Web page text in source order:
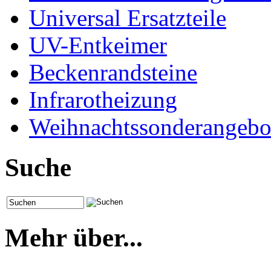
Universal Ersatzteile
UV-Entkeimer
Beckenrandsteine
Infrarotheizung
Suche
Mehr über...